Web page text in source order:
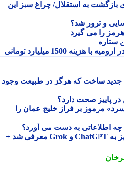
به استقلال/ چراغ سبز این
و ترور شد؟
را می گیرد
میلیارد تومانی
ویروس جدید ساخت که هرگز در طبیعت وجود
صحت دارد؟
مرموز بر فراز خلیج عمان را
اطلاعاتی به دست می آورد؟
ساعت هوشمند رولمی مجهز به ChatGPT و Grok معرفی شد +